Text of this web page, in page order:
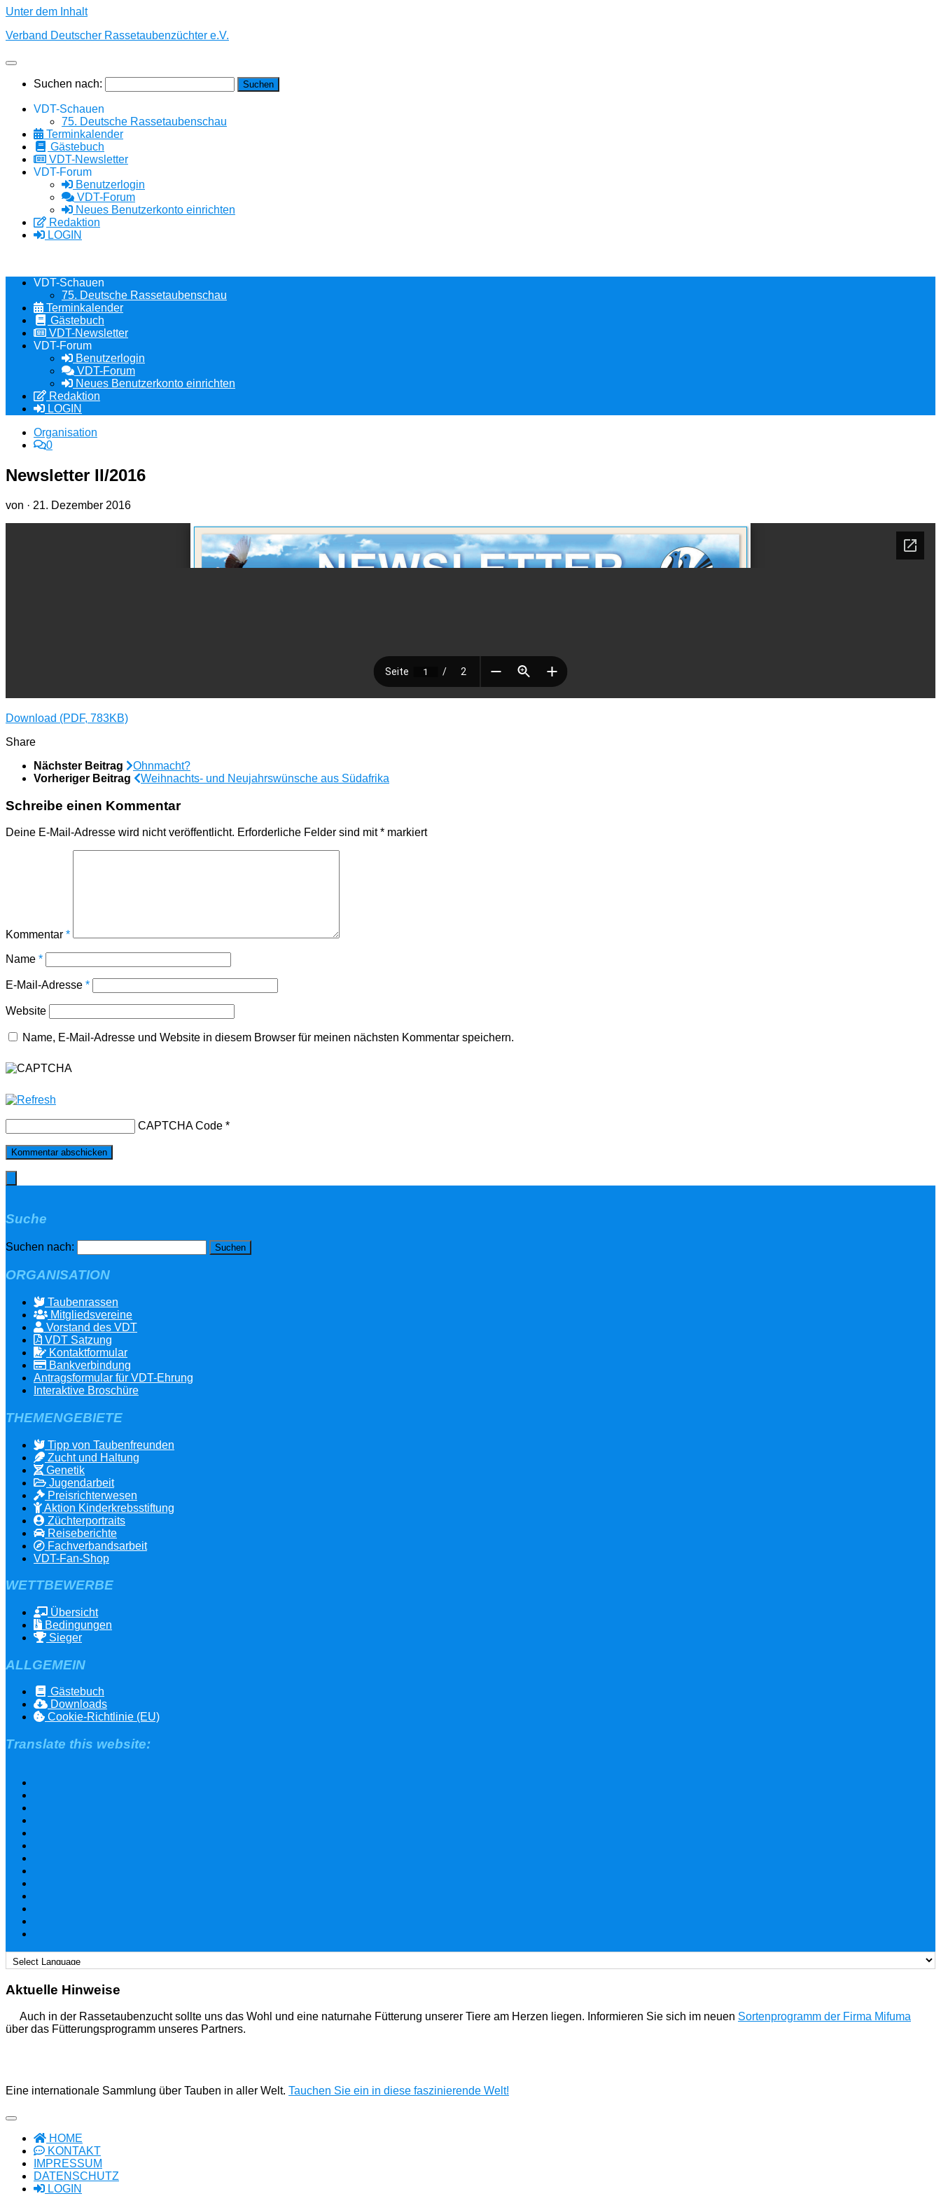
Unter dem Inhalt
Verband Deutscher Rassetaubenzüchter e.V.
Suchen nach:
VDT-Schauen
75. Deutsche Rassetaubenschau
Terminkalender
Gästebuch
VDT-Newsletter
VDT-Forum
Benutzerlogin
VDT-Forum
Neues Benutzerkonto einrichten
Redaktion
LOGIN
VDT-Schauen
75. Deutsche Rassetaubenschau
Terminkalender
Gästebuch
VDT-Newsletter
VDT-Forum
Benutzerlogin
VDT-Forum
Neues Benutzerkonto einrichten
Redaktion
LOGIN
Organisation
0
Newsletter II/2016
von · 21. Dezember 2016
Download (PDF, 783KB)
Share
Nächster Beitrag
Ohnmacht?
Vorheriger Beitrag
Weihnachts- und Neujahrswünsche aus Südafrika
Schreibe einen Kommentar
Deine E-Mail-Adresse wird nicht veröffentlicht. Erforderliche Felder sind mit* markiert
Kommentar *
Name *
E-Mail-Adresse *
Website
Name, E-Mail-Adresse und Website in diesem Browser für meinen nächsten Kommentar speichern.
CAPTCHA Code *
Suche
Suchen nach:
ORGANISATION
Taubenrassen
Mitgliedsvereine
Vorstand des VDT
VDT Satzung
Kontaktformular
Bankverbindung
Antragsformular für VDT-Ehrung
Interaktive Broschüre
THEMENGEBIETE
Tipp von Taubenfreunden
Zucht und Haltung
Genetik
Jugendarbeit
Preisrichterwesen
Aktion Kinderkrebsstiftung
Züchterportraits
Reiseberichte
Fachverbandsarbeit
VDT-Fan-Shop
WETTBEWERBE
Übersicht
Bedingungen
Sieger
ALLGEMEIN
Gästebuch
Downloads
Cookie-Richtlinie (EU)
Translate this website:
Aktuelle Hinweise
Auch in der Rassetaubenzucht sollte uns das Wohl und eine naturnahe Fütterung unserer Tiere am Herzen liegen. Informieren Sie sich im neuen Sortenprogramm der Firma Mifuma
über das Fütterungsprogramm unseres Partners.
Eine internationale Sammlung über Tauben in aller Welt. Tauchen Sie ein in diese faszinierende Welt!
HOME
KONTAKT
IMPRESSUM
DATENSCHUTZ
LOGIN